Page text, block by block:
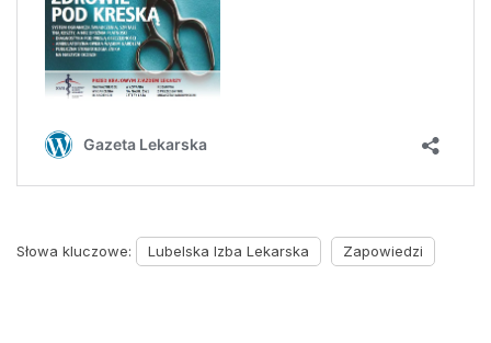
Słowa kluczowe: Lubelska Izba Lekarska Zapowiedzi